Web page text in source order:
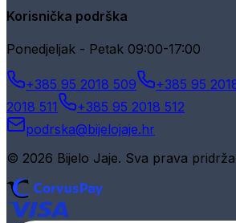
Korisnička podrška
Ponedjeljak - Petak 09:00-17:00
+385 95 2018 509 +385 95
2018 511
+385 95 2018 512
podrska@bijelojaje.hr
© 2026 Bijelo Jaje. Sva prava